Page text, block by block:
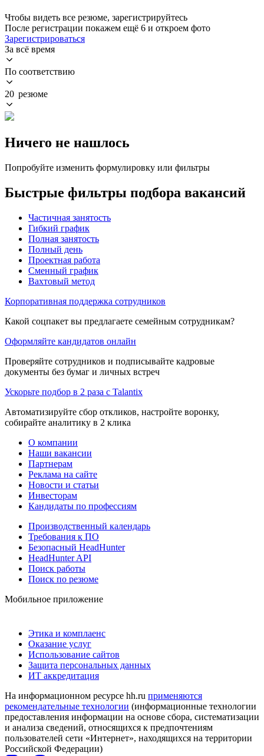
Чтобы видеть все резюме, зарегистрируйтесь
После регистрации покажем ещё 6 и откроем фото
Зарегистрироваться
За всё время
По соответствию
20 резюме
Ничего не нашлось
Попробуйте изменить формулировку или фильтры
Быстрые фильтры подбора вакансий
Частичная занятость
Гибкий график
Полная занятость
Полный день
Проектная работа
Сменный график
Вахтовый метод
Корпоративная поддержка сотрудников
Какой соцпакет вы предлагаете семейным сотрудникам?
Оформляйте кандидатов онлайн
Проверяйте сотрудников и подписывайте кадровые
документы без бумаг и личных встреч
Ускорьте подбор в 2 раза с Talantix
Автоматизируйте сбор откликов, настройте воронку,
собирайте аналитику в 2 клика
О компании
Наши вакансии
Партнерам
Реклама на сайте
Новости и статьи
Инвесторам
Кандидаты по профессиям
Производственный календарь
Требования к ПО
Безопасный HeadHunter
HeadHunter API
Поиск работы
Поиск по резюме
Мобильное приложение
Этика и комплаенс
Оказание услуг
Использование сайтов
Защита персональных данных
ИТ аккредитация
На информационном ресурсе hh.ru применяются
рекомендательные технологии (информационные технологии
предоставления информации на основе сбора, систематизации
и анализа сведений, относящихся к предпочтениям
пользователей сети «Интернет», находящихся на территории
Российской Федерации)